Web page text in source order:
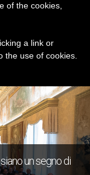
un segno di
of the cookies,
a link or
the use of cookies.